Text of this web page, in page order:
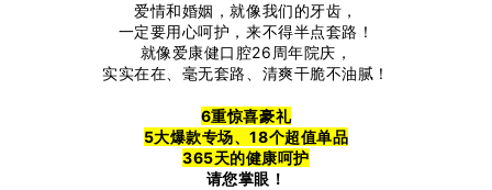
爱情和婚姻，就像我们的牙齿，
一定要用心呵护，来不得半点套路！
就像爱康健口腔26周年院庆，
实实在在、毫无套路、清爽干脆不油腻！
6重惊喜豪礼
5大爆款专场、18个超值单品
365天的健康呵护
请您掌眼！